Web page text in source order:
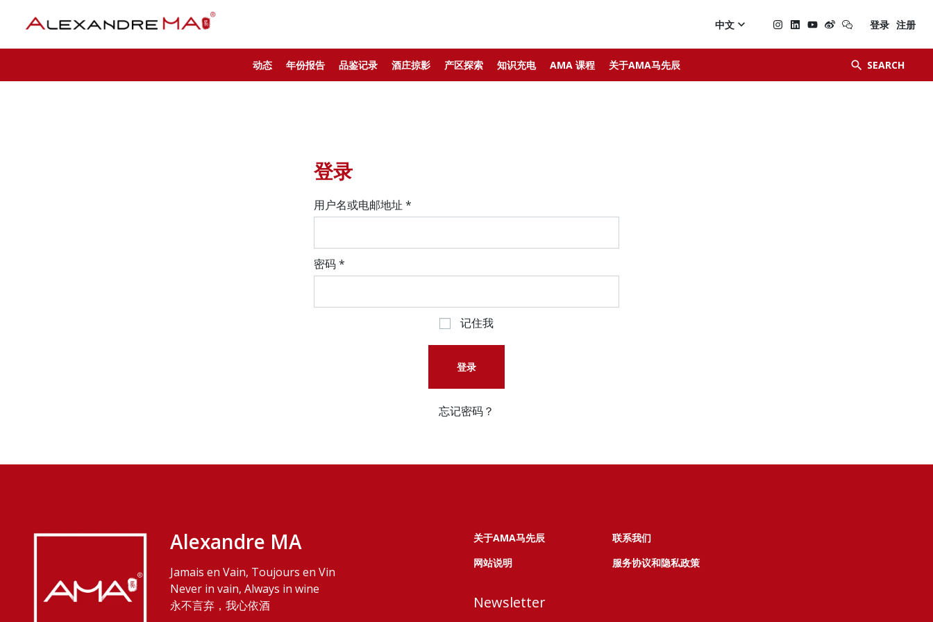
动态 年份报告 品鉴记录 酒庄掠影 产区探索 知识充电 AMA 课程 关于AMA马先辰  SEARCH

中文  登录 注册
登录
用户名或电邮地址 *
密码*
记住我
登录
忘记密码？
Alexandre MA
Jamais en Vain, Toujours en Vin
Never in vain, Always in wine
永不言弃，我心依酒
关于AMA马先辰
联系我们
网站说明
服务协议和隐私政策
Newsletter